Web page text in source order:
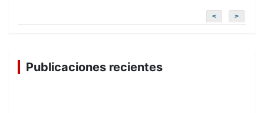
< >
Publicaciones recientes